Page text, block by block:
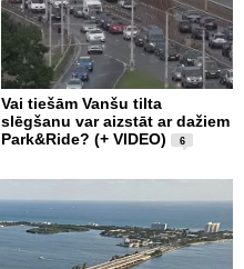
Vai tiešām Vanšu tilta
slēgšanu var aizstāt ar dažiem
Park&Ride? (+ VIDEO)
6